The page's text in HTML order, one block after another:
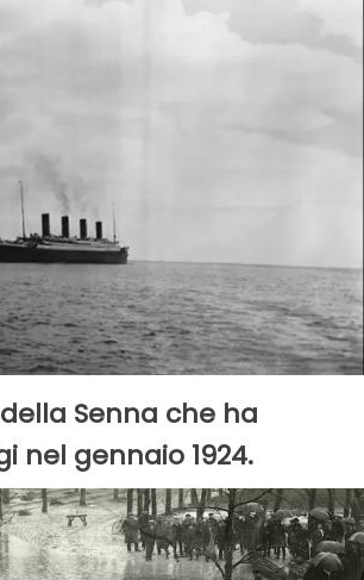
Senna che ha
nel gennaio 1924.